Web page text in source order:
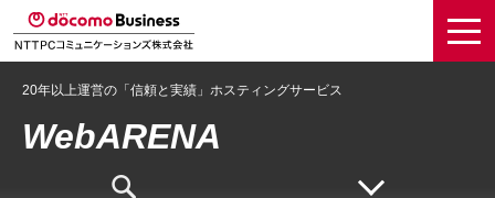
20年以上運営の「信頼と実績」ホスティングサービス
WebARENA